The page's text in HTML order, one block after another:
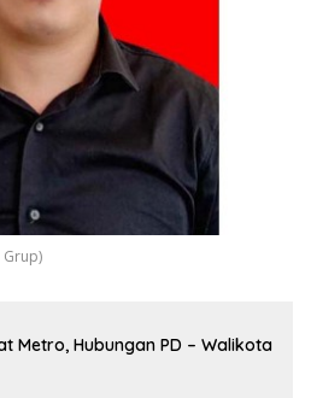
Grup)
Metro, Hubungan PD – Walikota